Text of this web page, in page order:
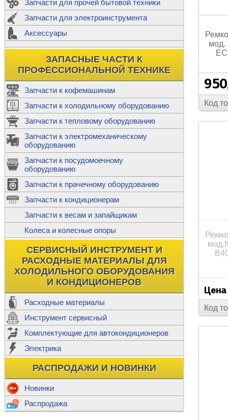
Трубы
Подводки
Шланги
Запчасти для прочей бытовой техники
Запчасти для электроинструмента
Аксессуары
ЗАПАСНЫЕ ЧАСТИ К
ПРОФЕССИОНАЛЬНОЙ ТЕХНИКЕ
Запчасти к кофемашинам
Запчасти к холодильному оборудованию
Запчасти к тепловому оборудованию
Запчасти к электромеханическому
оборудованию
Запчасти к посудомоечному
оборудованию
Запчасти к прачечному оборудованию
Запчасти к кондиционерам
Прочее
Запчасти к весам и запайщикам
Прочее
Колеса и колесные опоры
Колеса
СЕРВИСНЫЙ ИНСТРУМЕНТ И
РАСХОДНЫЕ МАТЕРИАЛЫ ДЛЯ
ХОЛОДИЛЬНОГО ОБОРУДОВАНИЯ
И КОНДИЦИОНЕРОВ
Расходные материалы
Инструмент сервисный
Комплектующие для автокондиционеров
Электрика
РАСПРОДАЖИ И НОВИНКИ
Новинки
Распродажа
мод.
Код
Цена
Код